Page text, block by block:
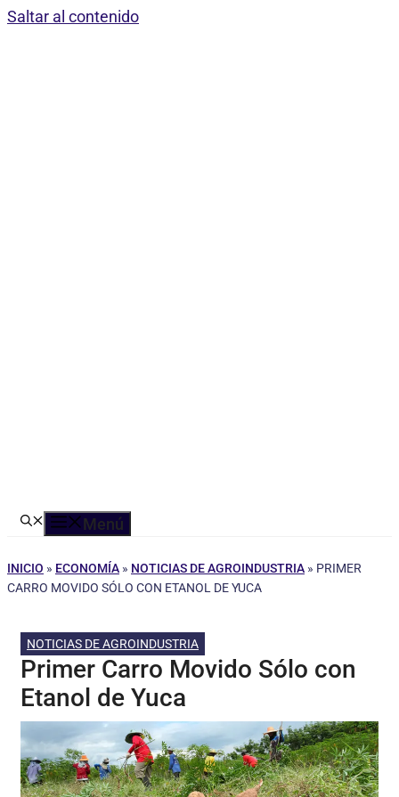
Saltar al contenido
Menú
INICIO » ECONOMÍA » NOTICIAS DE AGROINDUSTRIA » PRIMER
CARRO MOVIDO SÓLO CON ETANOL DE YUCA
NOTICIAS DE AGROINDUSTRIA
Primer Carro Movido Sólo con
Etanol de Yuca